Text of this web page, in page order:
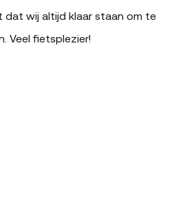
dat wij altijd klaar staan om te
Veel fietsplezier!